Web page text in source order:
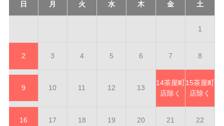
日 月 火 水 木 金 土
1
2 3 4 5 6 7 8
9 10 11 12 13
14茶屋町
店除く
15茶屋町
店除く
16 17 18 19 20 21 22